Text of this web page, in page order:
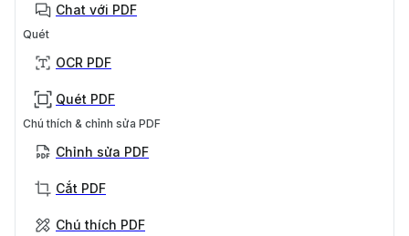
Chat với PDF
Quét
OCR PDF
Quét PDF
Chú thích & chỉnh sửa PDF
Chỉnh sửa PDF
Cắt PDF
Chú thích PDF